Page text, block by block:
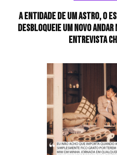
A entidade de um astro, o
desbloqueie um novo
Entrevista